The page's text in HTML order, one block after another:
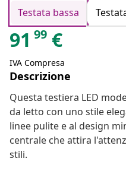
Testata bassa
91 99 €
IVA Compresa
Descrizione
Questa testiera LED
da letto con uno stile
linee pulite e al design
centrale che attira
stili.